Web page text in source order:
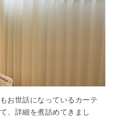
お世話になっているカーテ
、詳細を煮詰めてきまし